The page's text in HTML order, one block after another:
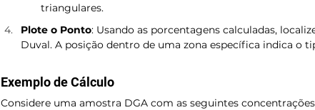
triangulares.
Plote o Ponto: Usando as porcentagens calculadas,
Duval. A posição dentro de uma zona específica indica o
Exemplo de Cálculo
Considere uma amostra DGA com as seguintes